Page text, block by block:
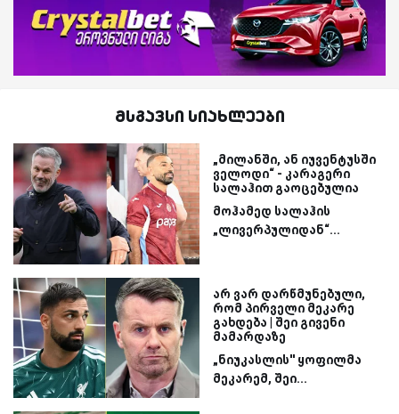
მსგავსი სიახლეები
„მილანში, ან იუვენტუსში
ველოდი“ - კარაგერი
სალაჰით გაოცებულია
მოჰამედ სალაჰის
„ლივერპულიდან“...
არ ვარ დარწმუნებული,
რომ პირველი მეკარე
გახდება | შეი გივენი
მამარდაზე
„ნიუკასლის'' ყოფილმა
მეკარემ, შეი...